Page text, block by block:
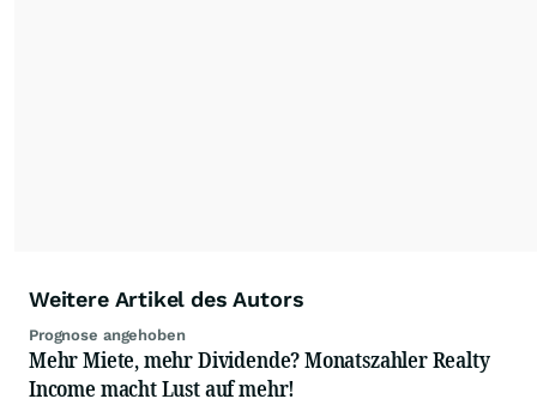
Weitere Artikel des Autors
Prognose angehoben
Mehr Miete, mehr Dividende? Monatszahler Realty
Income macht Lust auf mehr!